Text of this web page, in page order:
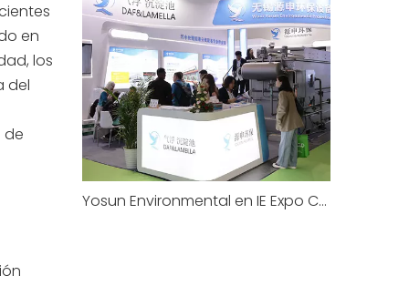
en
los
del
de
Yosun Environmental en IE Expo China 2026: demostración en vivo de DAF, una conclusión exitosa